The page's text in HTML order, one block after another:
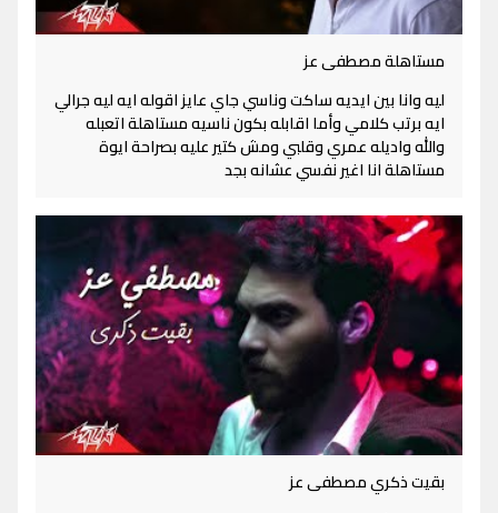
مستاهلة مصطفى عز
ليه وانا بين ايديه ساكت وناسي جاي عايز اقوله ايه ليه جرالي
ايه برتب كلامي وأما اقابله بكون ناسيه مستاهلة اتعبله
والله واديله عمري وقلبي ومش كتير عليه بصراحة ايوة
مستاهلة انا اغير نفسي عشانه بجد
بقيت ذكري مصطفى عز